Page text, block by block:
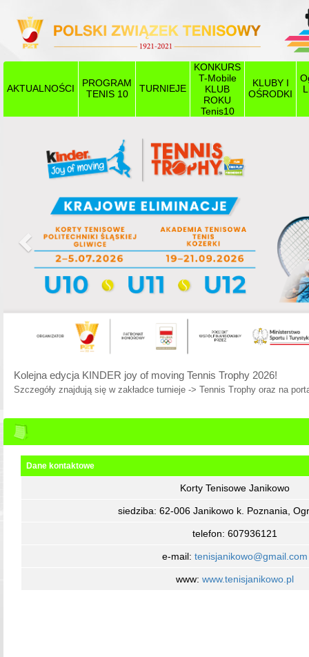
AKTUALNOŚCI
PROGRAM
TENIS 10
TURNIEJE
KONKURS
T-Mobile
KLUB
ROKU
Tenis10
KLUBY I
OŚRODKI
Poprzedni
Kolejna edycja KINDER joy of moving Tennis Trophy 2026!
Szczegóły znajdują się w zakładce turnieje -> Tennis Trophy oraz na
Dane kontaktowe
Korty Tenisowe Janikowo
siedziba: 62-006 Janikowo k. Poznania,
telefon: 607936121
e-mail: tenisjanikowo@gmail.com
www: www.tenisjanikowo.pl